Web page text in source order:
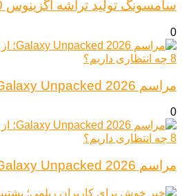
سامسونگ تولید تراشه اگزینوس 2500 را قطعی کرد
0
مراسم Galaxy Unpacked 2026
0
مراسم Galaxy Unpacked 2026